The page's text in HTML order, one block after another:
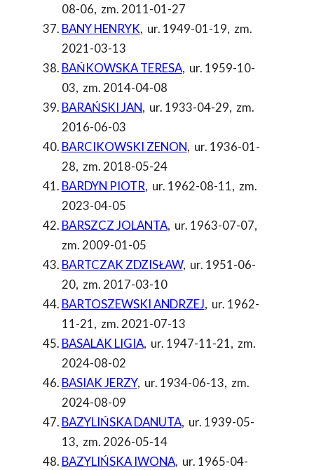
08-06, zm. 2011-01-27
BANY HENRYK, ur. 1949-01-19, zm.
2021-03-13
BAŃKOWSKA TERESA, ur. 1959-10-
03, zm. 2014-04-08
BARAŃSKI JAN, ur. 1933-04-29, zm.
2016-06-03
BARCIKOWSKI ZENON, ur. 1936-01-
28, zm. 2018-05-24
BARDYN PIOTR, ur. 1962-08-11, zm.
2023-04-05
BARSZCZ JOLANTA, ur. 1963-07-07,
zm. 2009-01-05
BARTCZAK ZDZISŁAW, ur. 1951-06-
20, zm. 2017-03-10
BARTOSZEWSKI ANDRZEJ, ur. 1962-
11-21, zm. 2021-07-13
BASALAK LIGIA, ur. 1947-11-21, zm.
2024-08-02
BASIAK JERZY, ur. 1934-06-13, zm.
2024-08-09
BAZYLIŃSKA DANUTA, ur. 1939-05-
13, zm. 2026-05-14
BAZYLIŃSKA IWONA, ur. 1965-04-